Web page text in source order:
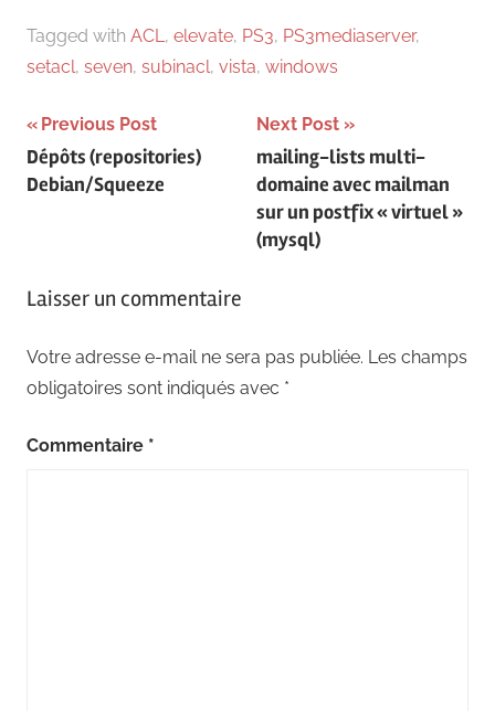
Tagged with ACL, elevate, PS3, PS3mediaserver,
setacl, seven, subinacl, vista, windows
Navigation
de
Previous Post
Dépôts (repositories)
Debian/Squeeze
Next Post
mailing-lists multi-
domaine avec mailman
sur un postfix « virtuel »
(mysql)
Laisser un commentaire
Votre adresse e-mail ne sera pas publiée. Les champs
obligatoires sont indiqués avec *
Commentaire *